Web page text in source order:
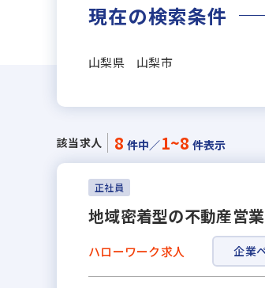
現在の検索条件
山梨県 山梨市
該当求人 8 件中／1~8 件表示
正社員
地域密着型の不動産営
ハローワーク求人 企業